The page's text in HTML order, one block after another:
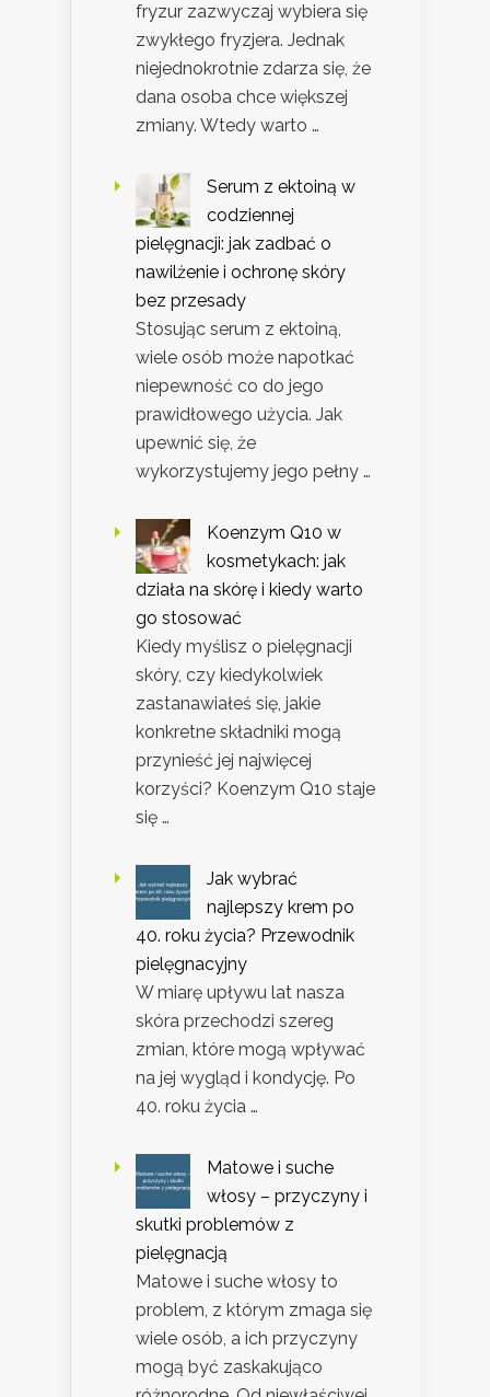
fryzur zazwyczaj wybiera się
zwykłego fryzjera. Jednak
niejednokrotnie zdarza się, że
dana osoba chce większej
zmiany. Wtedy warto …
Serum z ektoiną w
codziennej
pielęgnacji: jak zadbać o
nawilżenie i ochronę skóry
bez przesady
Stosując serum z ektoiną,
wiele osób może napotkać
niepewność co do jego
prawidłowego użycia. Jak
upewnić się, że
wykorzystujemy jego pełny …
Koenzym Q10 w
kosmetykach: jak
działa na skórę i kiedy warto
go stosować
Kiedy myślisz o pielęgnacji
skóry, czy kiedykolwiek
zastanawiałeś się, jakie
konkretne składniki mogą
przynieść jej najwięcej
korzyści? Koenzym Q10 staje
się …
Jak wybrać
najlepszy krem po
40. roku życia? Przewodnik
pielęgnacyjny
W miarę upływu lat nasza
skóra przechodzi szereg
zmian, które mogą wpływać
na jej wygląd i kondycję. Po
40. roku życia …
Matowe i suche
włosy – przyczyny i
skutki problemów z
pielęgnacją
Matowe i suche włosy to
problem, z którym zmaga się
wiele osób, a ich przyczyny
mogą być zaskakująco